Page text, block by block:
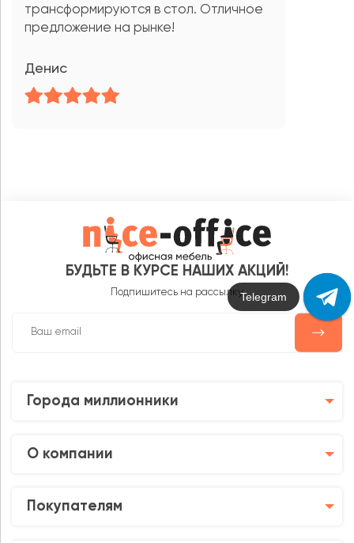
трансформируются в стол. Отличное
предложение на рынке!
Денис
БУДЬТЕ В КУРСЕ НАШИХ АКЦИЙ!
Подпишитесь на рассылку
Города миллионники
О компании
Покупателям
Max